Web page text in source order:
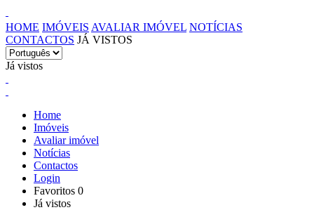
HOME IMÓVEIS AVALIAR IMÓVEL NOTÍCIAS
CONTACTOS JÁ VISTOS
Já vistos
Home
Imóveis
Avaliar imóvel
Notícias
Contactos
Login
Favoritos 0
Já vistos